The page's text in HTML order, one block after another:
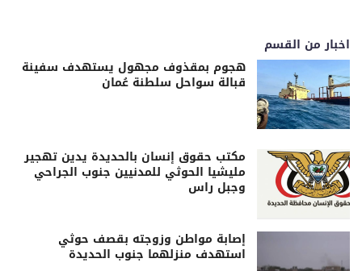
اخبار من القسم
هجوم بمقذوف مجهول يستهدف سفينة
قبالة سواحل سلطنة عُمان
مكتب حقوق إنسان بالحديدة يدين تهجير
مليشيا الحوثي للمدنيين جنوب الجراحي
وجبل راس
إصابة مواطن وزوجته بقصف حوثي
استهدف منزلهما جنوب الحديدة